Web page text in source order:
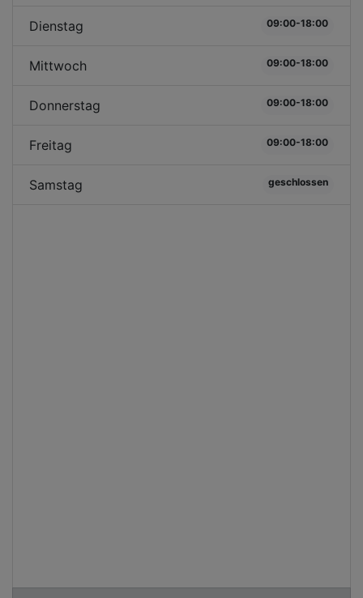
Dienstag 09:00-18:00
Mittwoch 09:00-18:00
Donnerstag 09:00-18:00
Freitag 09:00-18:00
Samstag geschlossen